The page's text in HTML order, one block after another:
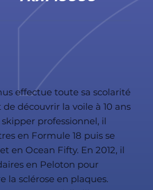
effectue toute sa scolarité
découvrir la voile à 10 ans
professionnel, il
en Formule 18 puis se
en Ocean Fifty. En 2012, il
en Peloton pour
la sclérose en plaques.